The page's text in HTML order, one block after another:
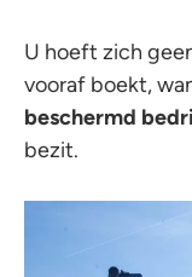
U hoeft zich
vooraf boekt,
beschermd
bezit.